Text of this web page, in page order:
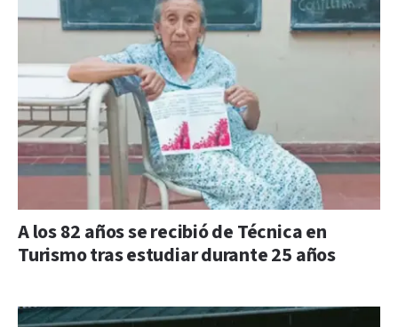
A los 82 años se recibió de Técnica en
Turismo tras estudiar durante 25 años